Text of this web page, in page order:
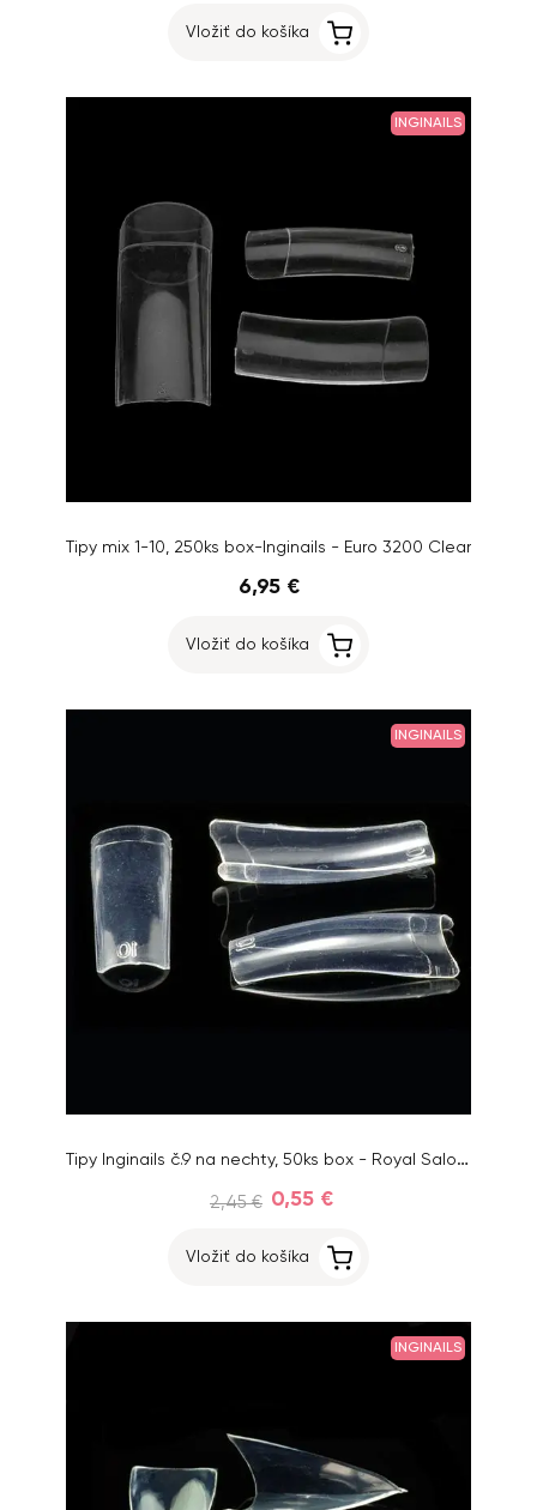
Vložiť do košíka
INGINAILS
Tipy mix 1-10, 250ks box-Inginails - Euro 3200 Clear
6,95 €
Vložiť do košíka
INGINAILS
Tipy Inginails č.9 na nechty, 50ks box - Royal Salon Clear
2,45 € 0,55 €
Vložiť do košíka
INGINAILS